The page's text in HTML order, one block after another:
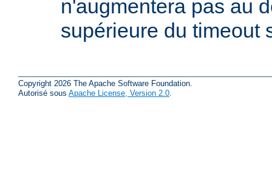
n'augmentera pas au
supérieure du timeout
Copyright 2026 The Apache Software Foundation.
Autorisé sous Apache License, Version 2.0